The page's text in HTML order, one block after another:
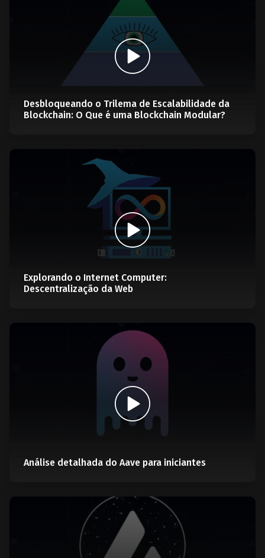
Desbloqueando o Trilema de Escalabilidade da
Blockchain: O Que é uma Blockchain Modular?
Explorando o Internet Computer:
Descentralização da Web
Análise detalhada do Aave para iniciantes